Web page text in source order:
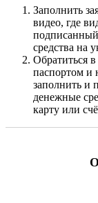
Заполнить
видео, где
средства на
Обратиться
паспортом и
заполнить и
денежные
карту или